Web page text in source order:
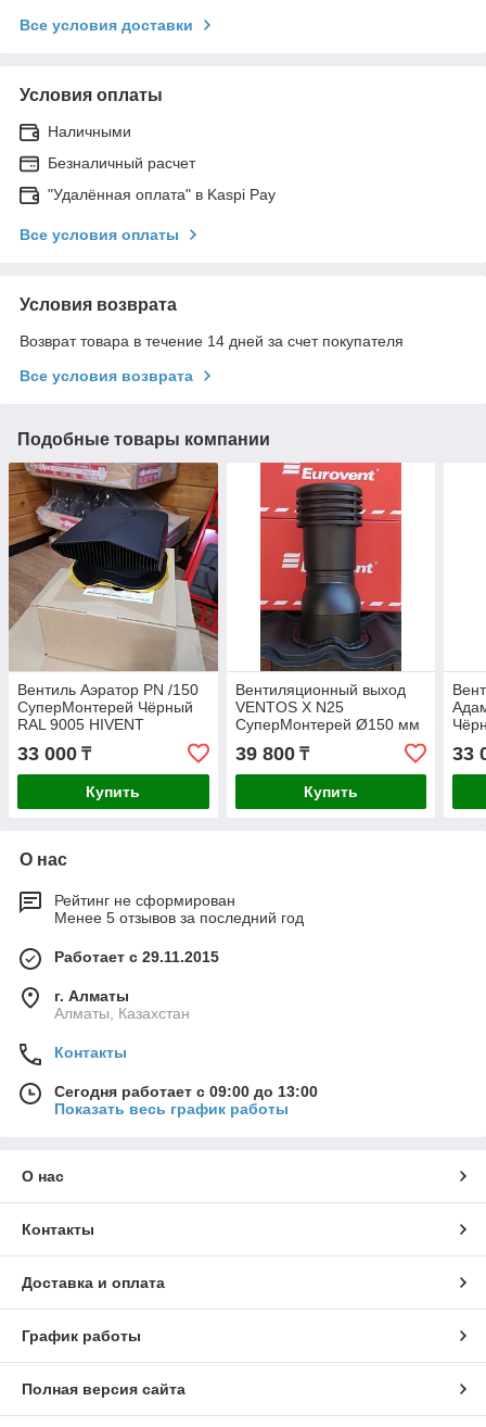
Все условия доставки
Условия оплаты
Наличными
Безналичный расчет
"Удалённая оплата" в Kaspi Pay
Все условия оплаты
Условия возврата
Возврат товара в течение 14 дней за счет покупателя
Все условия возврата
Подобные товары компании
Вентиль Аэратор PN /150
СуперМонтерей Чёрный
RAL 9005 HIVENT
33 000 ₸
Купить
Вентиляционный выход
VENTOS X N25
СуперМонтерей Ø150 мм
Чёрный RAL 9005
39 800₸
Купить
33
О нас
Рейтинг не сформирован
Менее 5 отзывов за последний год
Работает с 29.11.2015
г. Алматы
Алматы, Казахстан
Контакты
Сегодня работает с 09:00 до 13:00
Показать весь график работы
О нас
Контакты
Доставка и оплата
График работы
Полная версия сайта